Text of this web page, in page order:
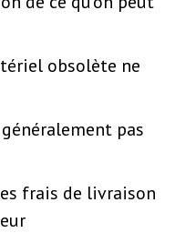
obsolète ne
pas
frais de livraison